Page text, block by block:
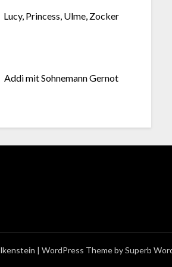
Lucy, Princess, Ulme, Zocker
Addi mit Sohnemann Gernot
| WordPress Theme bySuperb